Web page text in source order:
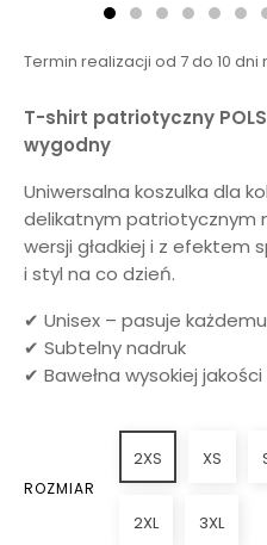
Termin realizacji od 7 do 10
T-shirt patriotyczny
wygodny
Uniwersalna koszulka dla
delikatnym patriotycznym
wersji gładkiej i z efektem
i styl na co dzień.
✔ Unisex – pasuje każdemu
✔ Subtelny nadruk
✔ Bawełna wysokiej jakości
ROZMIAR
2XS XS
2XL 3XL